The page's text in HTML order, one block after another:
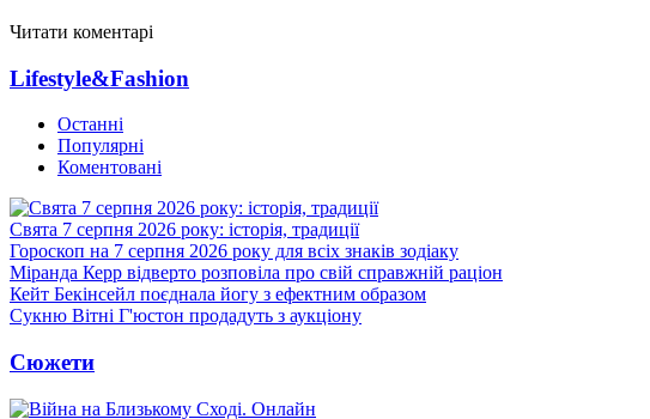
Читати коментарі
Lifestyle&Fashion
Останні
Популярні
Коментовані
Свята 7 серпня 2026 року: історія, традиції
Гороскоп на 7 серпня 2026 року для всіх знаків зодіаку
Міранда Керр відверто розповіла про свій справжній раціон
Кейт Бекінсейл поєднала йогу з ефектним образом
Сукню Вітні Г'юстон продадуть з аукціону
Сюжети